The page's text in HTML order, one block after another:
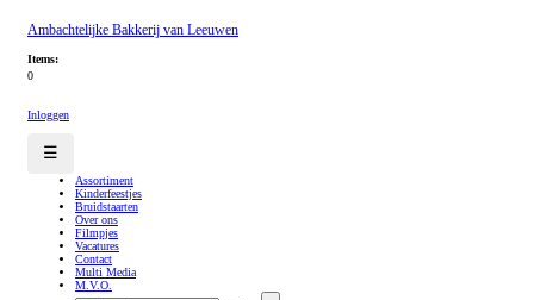
Ambachtelijke Bakkerij van Leeuwen
Items:
0
Inloggen
☰
Assortiment
Kinderfeestjes
Bruidstaarten
Over ons
Filmpjes
Vacatures
Contact
Multi Media
M.V.O.